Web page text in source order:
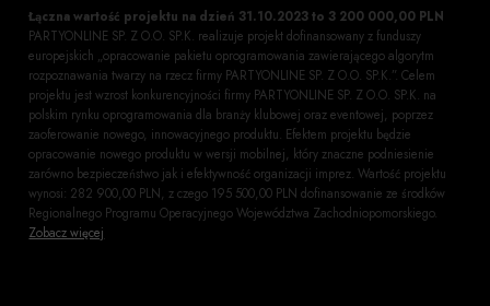
Łączna wartość projektu na dzień 31.10.2023 to 3 200 000,00 PLN
PARTYONLINE SP. Z O.O. SP.K. realizuje projekt dofinansowany z funduszy
europejskich „opracowanie pakietu oprogramowania zawierającego algorytm
rozpoznawania twarzy na rzecz firmy PARTYONLINE SP. Z O.O. SP.K.”. Celem
projektu jest wzrost konkurencyjności firmy PARTYONLINE SP. Z O.O. SP.K. na
polskim rynku oprogramowania dla branży klubowej oraz eventowej, poprzez
zaoferowanie nowego, innowacyjnego produktu. Efektem projektu będzie
opracowanie nowego produktu w wersji mobilnej, który znaczne podniesienie
zarówno bezpieczeństwo jak i efektywność organizacji imprez. Wartość projektu
wynosi: 282 900,00 PLN, z czego 195 500,00 PLN dofinansowanie ze środków
Regionalnego Programu Operacyjnego Województwa Zachodniopomorskiego.
Zobacz więcej